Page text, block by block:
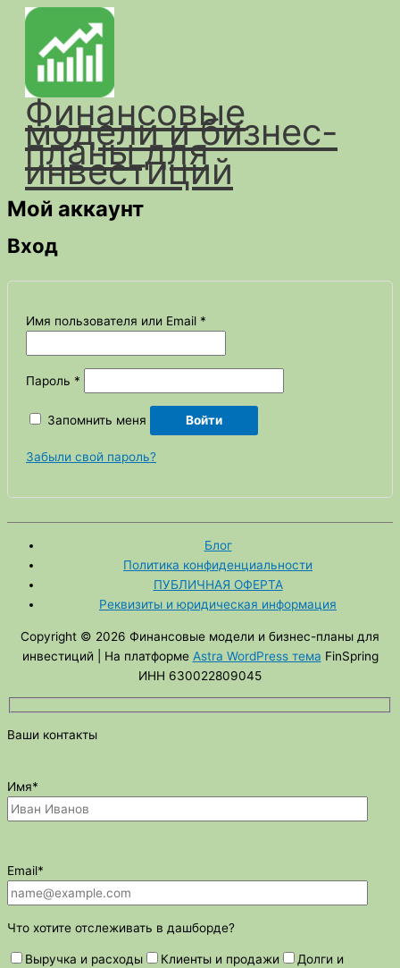
Перейти
содержимому
Финансовые
модели и бизнес-
планы для
инвестиций
Мой аккаунт
Вход
Имя пользователя или Email *
Пароль *
Запомнить меня Войти
Забыли свой пароль?
Блог
Политика конфиденциальности
ПУБЛИЧНАЯ ОФЕРТА
Реквизиты и юридическая информация
Copyright © 2026 Финансовые модели и бизнес-планы для
инвестиций | На платформе Astra WordPress тема FinSpring
ИНН 630022809045
Ваши контакты
Имя*
Email*
Что хотите отслеживать в дашборде?
Выручка и расходы Клиенты и продажи
Долги и